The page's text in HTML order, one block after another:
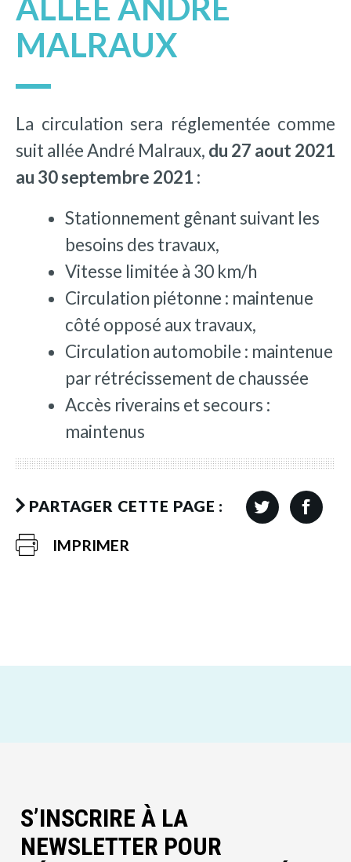
ALLÉE ANDRÉ
MALRAUX
La circulation sera réglementée comme
suit allée André Malraux, du 27 aout 2021
au 30 septembre 2021 :
Stationnement gênant suivant les
besoins des travaux,
Vitesse limitée à 30 km/h
Circulation piétonne : maintenue
côté opposé aux travaux,
Circulation automobile : maintenue
par rétrécissement de chaussée
Accès riverains et secours :
maintenus
PARTAGER CETTE PAGE :
IMPRIMER
S’INSCRIRE À LA
NEWSLETTER POUR